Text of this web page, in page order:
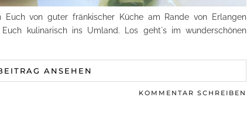
Euch von guter fränkischer Küche am Rande von Erlangen
kulinarisch ins Umland. Los geht`s im wunderschönen
ANSEHEN
KOMMENTAR SCHREIBEN